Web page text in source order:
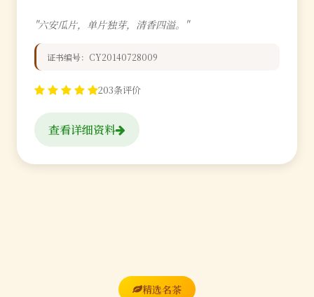
"六安瓜片，单片独芽，清香四溢。"
证书编号：CY20140728009
203条评价
查看详细资料
精选名茶